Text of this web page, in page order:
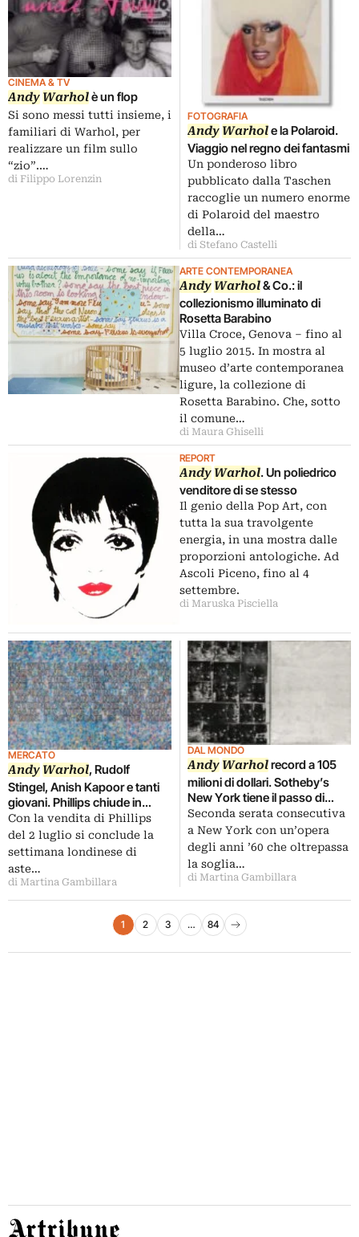
CINEMA & TV
Andy Warholè un flop
Si sono messi tutti insieme, i
familiari di Warhol, per
realizzare un film sullo
“zio”.…
di Filippo Lorenzin
FOTOGRAFIA
Andy Warhole la Polaroid.
Viaggio nel regno dei fantasmi
Un ponderoso libro
pubblicato dalla Taschen
raccoglie un numero enorme
di Polaroid del maestro
della…
di Stefano Castelli
ARTE CONTEMPORANEA
Andy Warhol& Co.: il
collezionismo illuminato di
Rosetta Barabino
Villa Croce, Genova – fino al
5 luglio 2015. In mostra al
museo d’arte contemporanea
ligure, la collezione di
Rosetta Barabino. Che, sotto
il comune…
di Maura Ghiselli
REPORT
Andy Warhol. Un poliedrico
venditore di se stesso
Il genio della Pop Art, con
tutta la sua travolgente
energia, in una mostra dalle
proporzioni antologiche. Ad
Ascoli Piceno, fino al 4
settembre.
di Maruska Pisciella
MERCATO
Andy Warhol, Rudolf
Stingel, Anish Kapoor e tanti
giovani. Phillips chiude in
bellezza la settimana
londinese di aste di arte
contemporanea
Con la vendita di Phillips
del 2 luglio si conclude la
settimana londinese di
aste…
di Martina Gambillara
DAL MONDO
Andy Warholrecord a 105
milioni di dollari. Sotheby’s
New York tiene il passo di
Christie’s con un’asta stellare:
volano anche Cy Twombly e
Martin Kippenberger
Seconda serata consecutiva
a New York con un’opera
degli anni ’60 che oltrepassa
la soglia…
di Martina Gambillara
Paginazione degli articoli
1 2 3 … 84
Pagina successiva
Artribune